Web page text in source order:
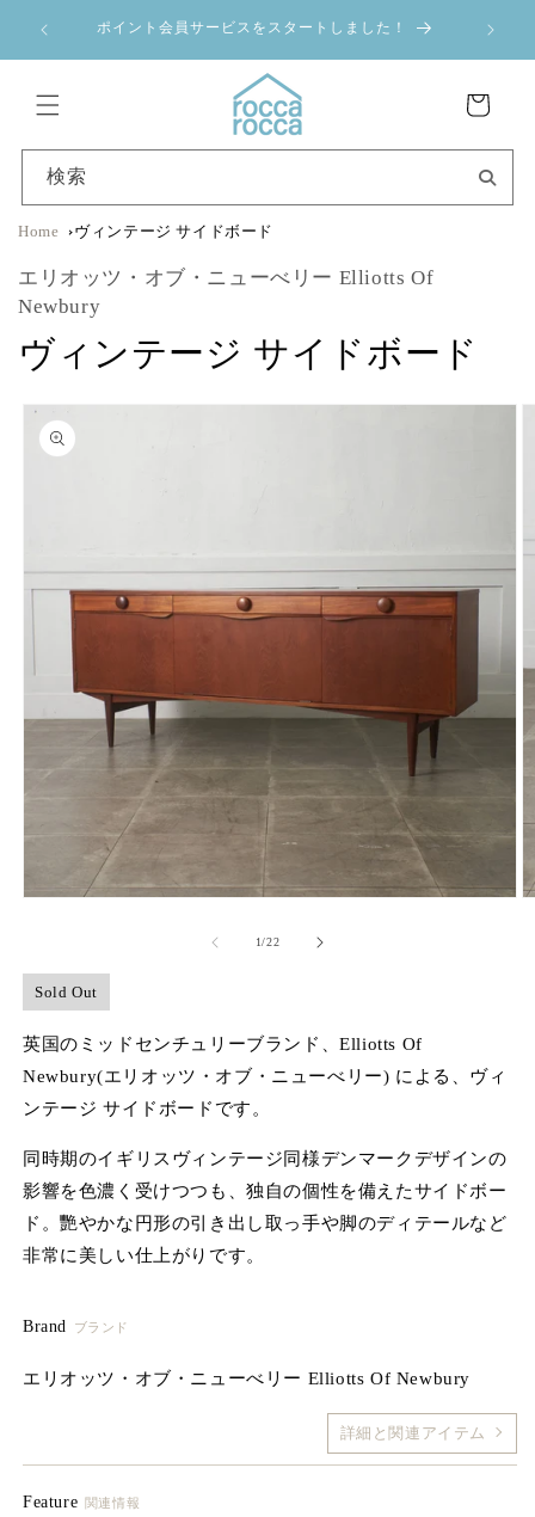
ンツに
ポイント会員サービスをスタートしました！
ー
検索
Home ヴィンテージ サイドボード
エリオッツ・オブ・ニューべリー Elliotts Of
Newbury
ヴィンテージ サイドボード
商品情
報にス
キップ
ル
で
メ
デ
ィ
ア
を
く
1/の
22
Sold Out
英国のミッドセンチュリーブランド、Elliotts Of
Newbury(エリオッツ・オブ・ニューべリー) による、ヴィ
ンテージ サイドボードです。
同時期のイギリスヴィンテージ同様デンマークデザインの
影響を色濃く受けつつも、独自の個性を備えたサイドボー
ド。艷やかな円形の引き出し取っ手や脚のディテールなど
非常に美しい仕上がりです。
Brand ブランド
エリオッツ・オブ・ニューべリー Elliotts Of Newbury
詳細と関連アイテム
Feature 関連情報